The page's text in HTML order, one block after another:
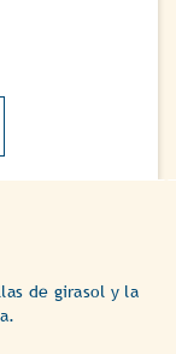
de girasol y la